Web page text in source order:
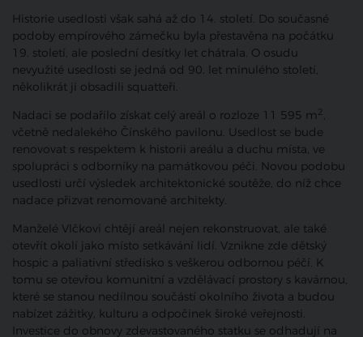
Historie usedlosti však sahá až do 14. století. Do současné
podoby empírového zámečku byla přestavěna na počátku
19. století, ale poslední desítky let chátrala. O osudu
nevyužité usedlosti se jedná od 90. let minulého století,
několikrát ji obsadili squatteři.
Nadaci se podařilo získat celý areál o rozloze 11 595 m 2,
včetně nedalekého Čínského pavilonu. Usedlost se bude
renovovat s respektem k historii areálu a duchu místa, ve
spolupráci s odborníky na památkovou péči. Novou podobu
usedlosti určí výsledek architektonické soutěže, do níž chce
nadace přizvat renomované architekty.
Manželé Vlčkovi chtějí areál nejen rekonstruovat, ale také
otevřít okolí jako místo setkávání lidí. Vznikne zde dětský
hospic a paliativní středisko s veškerou odbornou péčí. K
tomu se otevřou komunitní a vzdělávací prostory s kavárnou,
které se stanou nedílnou součástí okolního života a budou
nabízet zážitky, kulturu a odpočinek široké veřejnosti.
Investice do obnovy zdevastovaného statku se odhadují na